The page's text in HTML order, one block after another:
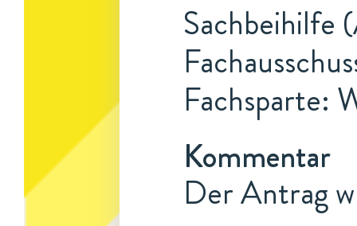
Sachbeihilfe
Fachsparte:
Kommentar
Der Antrag